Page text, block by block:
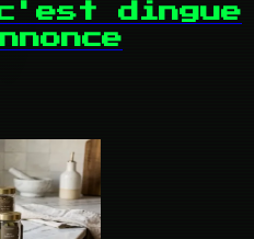
dingue